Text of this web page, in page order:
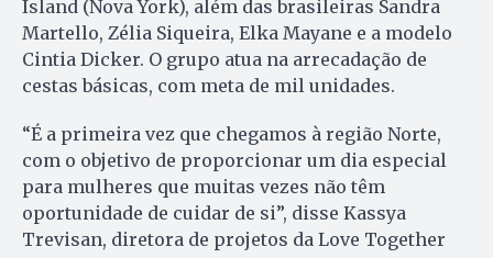
Island (Nova York), além das brasileiras Sandra
Martello, Zélia Siqueira, Elka Mayane e a modelo
Cintia Dicker. O grupo atua na arrecadação de
cestas básicas, com meta de mil unidades.
“É a primeira vez que chegamos à região Norte,
com o objetivo de proporcionar um dia especial
para mulheres que muitas vezes não têm
oportunidade de cuidar de si”, disse Kassya
Trevisan, diretora de projetos da Love Together